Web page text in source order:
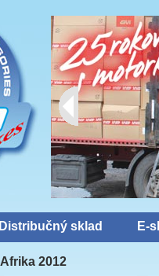
Distribučný sklad E-
Afrika 2012